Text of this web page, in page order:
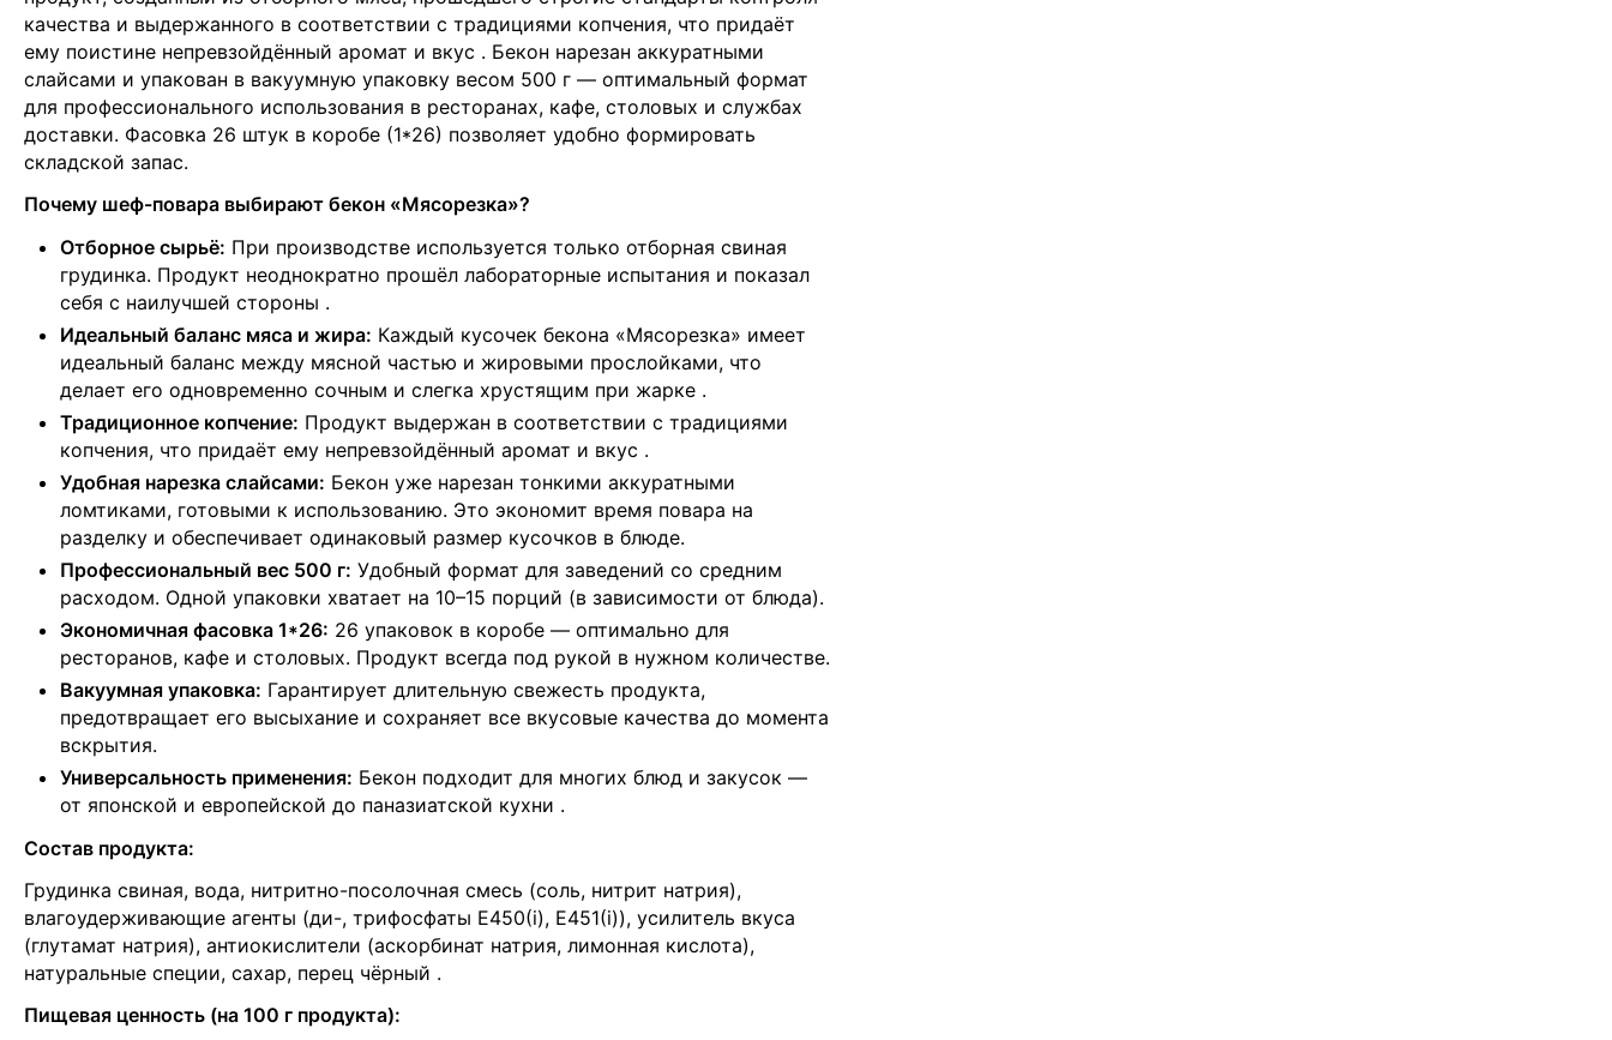
качества и выдержанного в соответствии с традициями копчения, что придаёт
ему поистине непревзойдённый аромат и вкус . Бекон нарезан аккуратными
слайсами и упакован в вакуумную упаковку весом 500 г — оптимальный формат
для профессионального использования в ресторанах, кафе, столовых и службах
доставки. Фасовка 26 штук в коробе (1*26) позволяет удобно формировать
складской запас.
Почему шеф-повара выбирают бекон «Мясорезка»?
Отборное сырьё: При производстве используется только отборная свиная
грудинка. Продукт неоднократно прошёл лабораторные испытания и показал
себя с наилучшей стороны .
Идеальный баланс мяса и жира: Каждый кусочек бекона «Мясорезка» имеет
идеальный баланс между мясной частью и жировыми прослойками, что
делает его одновременно сочным и слегка хрустящим при жарке .
Традиционное копчение: Продукт выдержан в соответствии с традициями
копчения, что придаёт ему непревзойдённый аромат и вкус .
Удобная нарезка слайсами: Бекон уже нарезан тонкими аккуратными
ломтиками, готовыми к использованию. Это экономит время повара на
разделку и обеспечивает одинаковый размер кусочков в блюде.
Профессиональный вес 500 г: Удобный формат для заведений со средним
расходом. Одной упаковки хватает на 10–15 порций (в зависимости от блюда).
Экономичная фасовка 1*26: 26 упаковок в коробе — оптимально для
ресторанов, кафе и столовых. Продукт всегда под рукой в нужном количестве.
Вакуумная упаковка: Гарантирует длительную свежесть продукта,
предотвращает его высыхание и сохраняет все вкусовые качества до момента
вскрытия.
Универсальность применения: Бекон подходит для многих блюд и закусок —
от японской и европейской до паназиатской кухни .
Состав продукта:
Грудинка свиная, вода, нитритно-посолочная смесь (соль, нитрит натрия),
влагоудерживающие агенты (ди-, трифосфаты Е450(i), Е451(i)), усилитель вкуса
(глутамат натрия), антиокислители (аскорбинат натрия, лимонная кислота),
натуральные специи, сахар, перец чёрный .
Пищевая ценность (на 100 г продукта):